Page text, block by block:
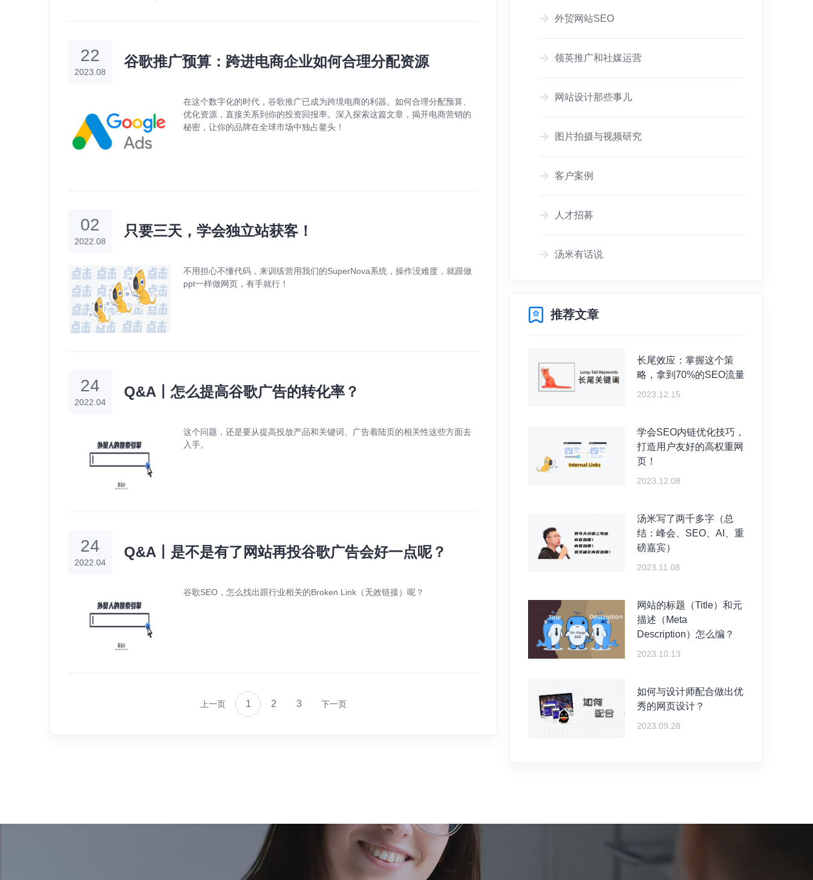
22
2023.08
谷歌推广预算：跨进电商企业如何合理分配资源
在这个数字化的时代，谷歌推广已成为跨境电商的利器。如何合理分配预算、
优化资源，直接关系到你的投资回报率。深入探索这篇文章，揭开电商营销的
秘密，让你的品牌在全球市场中独占鳌头！
02
2022.08
只要三天，学会独立站获客！
不用担心不懂代码，来训练营用我们的SuperNova系统，操作没难度，就跟做
ppt一样做网页，有手就行！
24
2022.04
Q&A丨怎么提高谷歌广告的转化率？
这个问题，还是要从提高投放产品和关键词、广告着陆页的相关性这些方面去
入手。
24
2022.04
Q&A丨是不是有了网站再投谷歌广告会好一点呢？
谷歌SEO，怎么找出跟行业相关的Broken Link（无效链接）呢？
上一页 1 2 3 下一页
外贸网站SEO
领英推广和社媒运营
网站设计那些事儿
图片拍摄与视频研究
客户案例
人才招募
汤米有话说
推荐文章
长尾效应：掌握这个策
略，拿到70%的SEO流量
2023.12.15
学会SEO内链优化技巧，
打造用户友好的高权重网
页！
2023.12.08
汤米写了两千多字（总
结：峰会、SEO、AI、重
磅嘉宾）
2023.11.08
网站的标题（Title）和元
描述（Meta
Description）怎么编？
2023.10.13
如何与设计师配合做出优
秀的网页设计？
2023.09.28